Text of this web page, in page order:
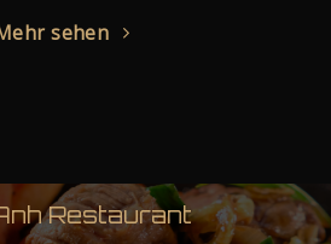
sehen
Restaurant